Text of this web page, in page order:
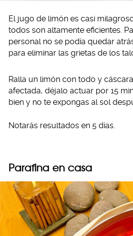
El jugo de limón es casi
todos son altamente eficientes.
personal no se podía quedar
para eliminar las grietas de los
Ralla un limón con todo y
afectada, déjalo actuar por 15
bien y no te expongas al sol
Notarás resultados en 5 días.
Parafina en casa